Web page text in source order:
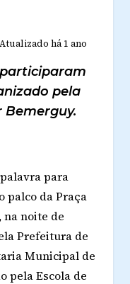
Atualizado há 1 ano
pela
Bemerguy.
para
palco da Praça
na noite de
Prefeitura de
Municipal de
pela Escola de